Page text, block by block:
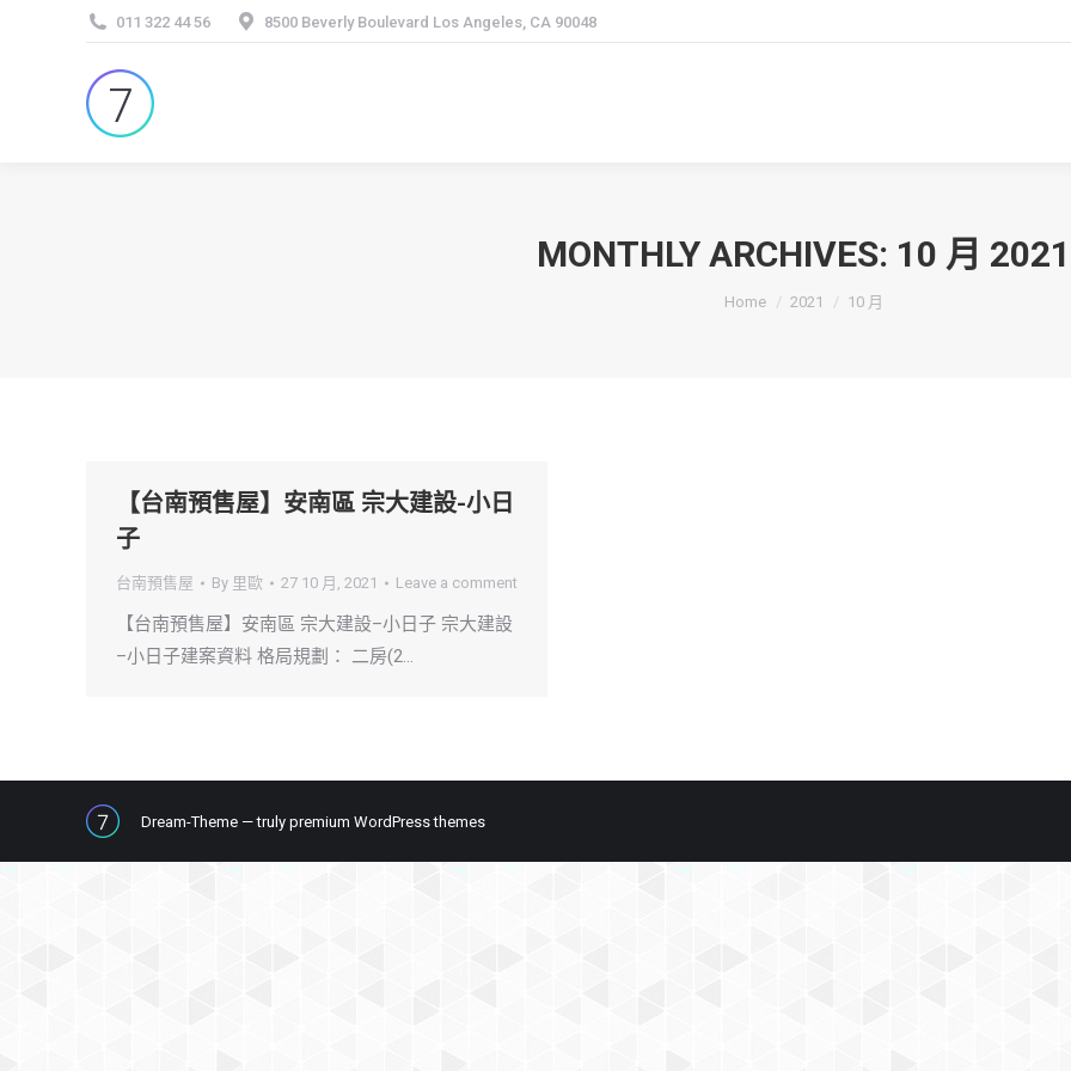
011 322 44 56 8500 Beverly Boulevard Los Angeles, CA 90048
MONTHLY ARCHIVES: 10 月 2021
You are here:
Home 2021 10 月
【台南預售屋】安南區 宗大建設-小日
子
台南預售屋 By 里歐 27 10 月, 2021 Leave a comment
【台南預售屋】安南區 宗大建設–小日子 宗大建設
–小日子建案資料 格局規劃： 二房(2…
Dream-Theme — truly premium WordPress themes